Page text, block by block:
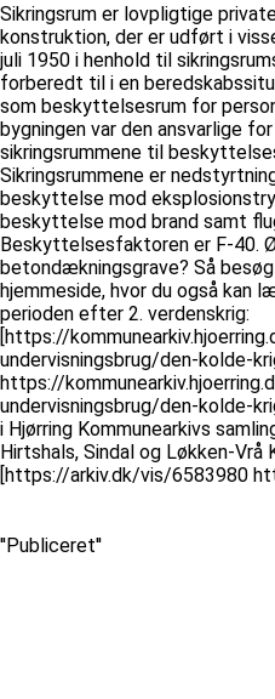
Sikringsrum er lovpligtige
konstruktion, der er udført i
juli 1950 i henhold til
forberedt til i en
som beskyttelsesrum for
bygningen var den ansvarlige
sikringsrummene til
Sikringsrummene er
beskyttelse mod
beskyttelse mod brand samt
Beskyttelsesfaktoren er F-40.
betondækningsgrave? Så
hjemmeside, hvor du også kan
perioden efter 2. verdenskrig:
[https://
undervisningsbrug/den-kolde-
https://
undervisningsbrug/den-kolde-
i Hjørring Kommunearkivs
Hirtshals, Sindal og Løkken-Vrå
[https://arkiv.dk/vis/6583980
''Publiceret''